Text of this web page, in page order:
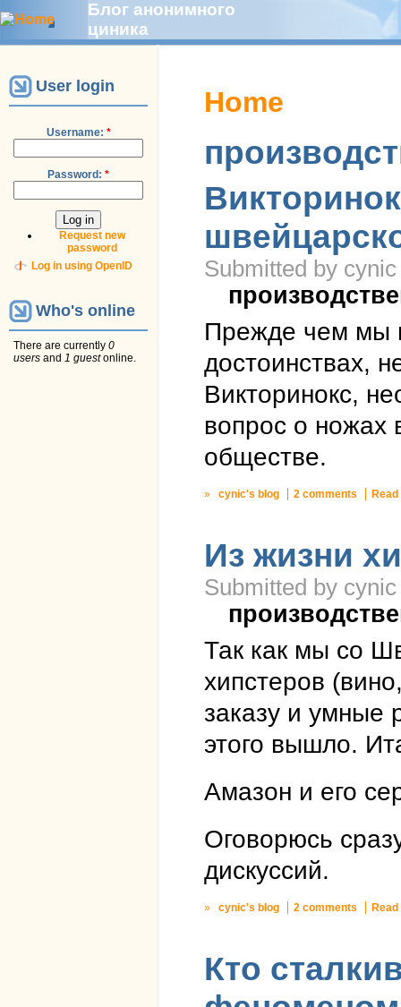
Блог анонимного
циника
User login
Username: *
Password: *
Request new
password
Log in using OpenID
Who's online
There are currently 0
users and 1 guestonline.
Home
Submitted by
Прежде чем мы
достоинствах,
Викторинокс,
вопрос о ножах
обществе.
» cynic's blog 2 comments
Из жизни
Submitted by
Так как мы со
хипстеров
заказу и умные
этого вышло.
Амазон и его
Оговорюсь
дискуссий.
» cynic's blog 2 comments
Кто